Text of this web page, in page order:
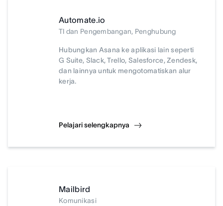
Automate.io
TI dan Pengembangan, Penghubung
Hubungkan Asana ke aplikasi lain seperti
G Suite, Slack, Trello, Salesforce, Zendesk,
dan lainnya untuk mengotomatiskan alur
kerja.
Pelajari selengkapnya
Mailbird
Komunikasi